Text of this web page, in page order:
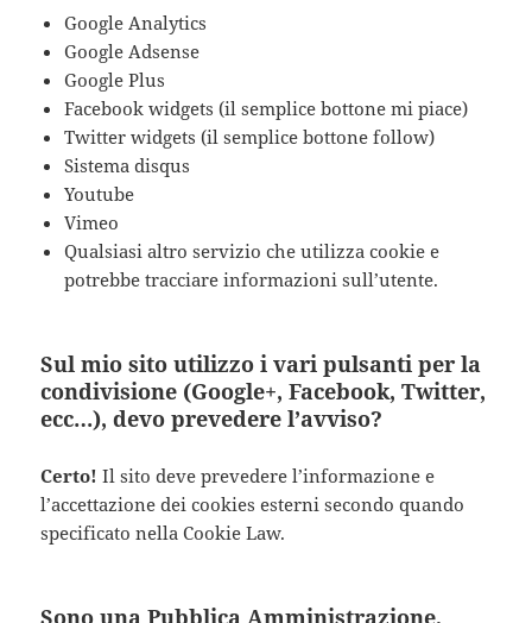
Google Analytics
Google Adsense
Google Plus
Facebook widgets (il semplice bottone mi piace)
Twitter widgets (il semplice bottone follow)
Sistema disqus
Youtube
Vimeo
Qualsiasi altro servizio che utilizza cookie e
potrebbe tracciare informazioni sull’utente.
Sul mio sito utilizzo i vari pulsanti per la
condivisione (Google+, Facebook, Twitter,
ecc…), devo prevedere l’avviso?
Certo! Il sito deve prevedere l’informazione e
l’accettazione dei cookies esterni secondo quando
specificato nella Cookie Law.